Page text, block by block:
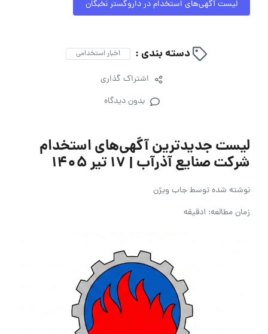
لیست آگهی‌های استخدام در داروگستر نخبگان
دسته بندی : اخبار استخدامی
اشتراک گذاری
بدون دیدگاه
لیست جدیدترین آگهی‌های استخدام
شرکت صنایع آذرآب | ۱۷ تیر ۱۴۰۵
نوشته شده توسطجاب ویژن
زمان مطالعه: 1دقیقه